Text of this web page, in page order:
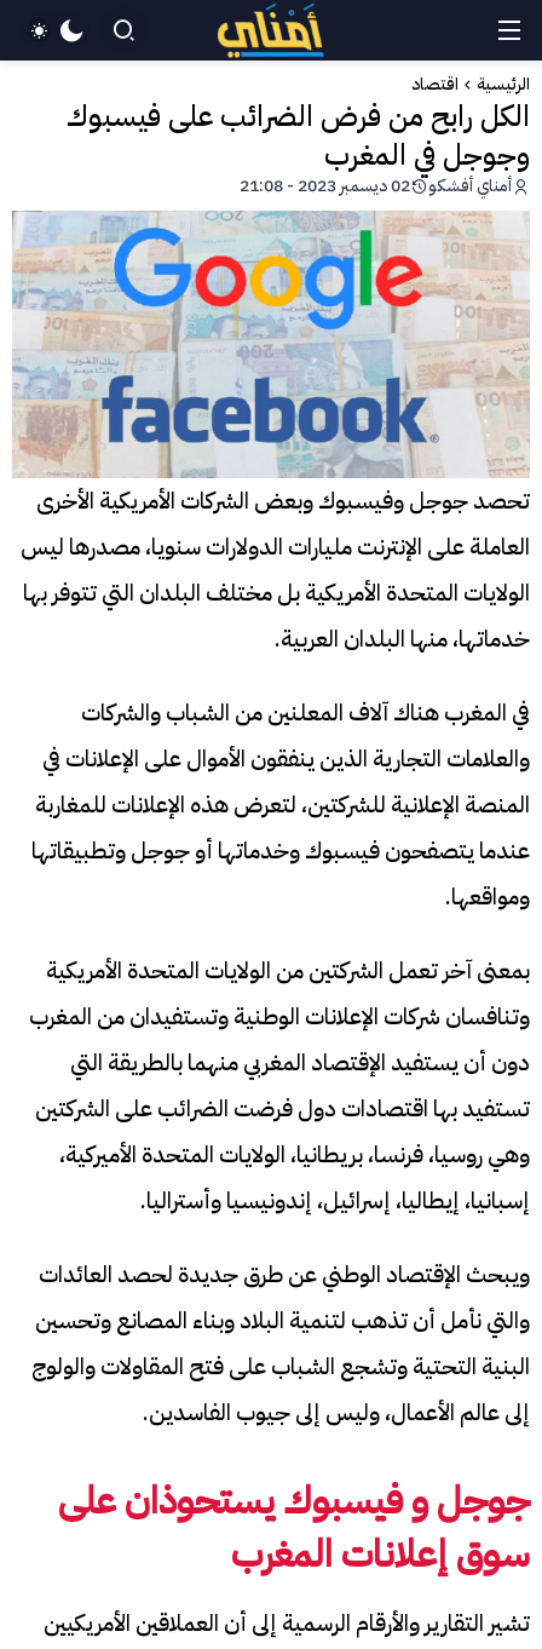
الرئيسية اقتصاد
الكل رابح من فرض الضرائب على فيسبوك
وجوجل في المغرب
أمناي أفشكو 02 ديسمبر 2023 - 21:08
تحصد جوجل وفيسبوك وبعض الشركات الأمريكية الأخرى
العاملة على الإنترنت مليارات الدولارات سنويا، مصدرها ليس
الولايات المتحدة الأمريكية بل مختلف البلدان التي تتوفر بها
خدماتها، منها البلدان العربية.
في المغرب هناك آلاف المعلنين من الشباب والشركات
والعلامات التجارية الذين ينفقون الأموال على الإعلانات في
المنصة الإعلانية للشركتين، لتعرض هذه الإعلانات للمغاربة
عندما يتصفحون فيسبوك وخدماتها أو جوجل وتطبيقاتها
ومواقعها.
بمعنى آخر تعمل الشركتين من الولايات المتحدة الأمريكية
وتنافسان شركات الإعلانات الوطنية وتستفيدان من المغرب
دون أن يستفيد الإقتصاد المغربي منهما بالطريقة التي
تستفيد بها اقتصادات دول فرضت الضرائب على الشركتين
وهي روسيا، فرنسا، بريطانيا، الولايات المتحدة الأميركية،
إسبانيا، إيطاليا، إسرائيل، إندونيسيا وأستراليا.
ويبحث الإقتصاد الوطني عن طرق جديدة لحصد العائدات
والتي نأمل أن تذهب لتنمية البلاد وبناء المصانع وتحسين
البنية التحتية وتشجع الشباب على فتح المقاولات والولوج
إلى عالم الأعمال، وليس إلى جيوب الفاسدين.
جوجل و فيسبوك يستحوذان على
سوق إعلانات المغرب
تشير التقارير والأرقام الرسمية إلى أن العملاقين الأمريكيين